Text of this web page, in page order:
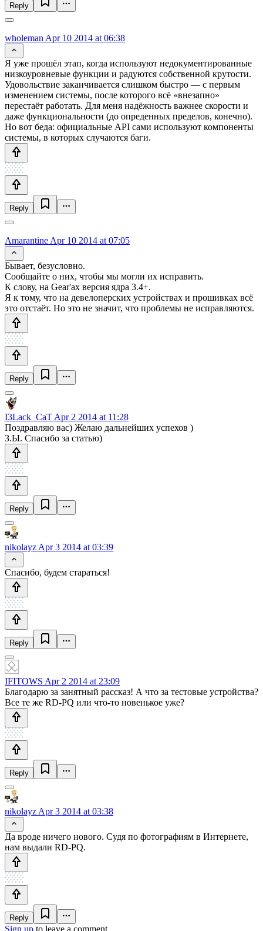
Reply
wholeman Apr 10 2014 at 06:38
Я уже прошёл этап, когда используют недокументированные
низкоуровневые функции и радуются собственной крутости.
Удовольствие заканчивается слишком быстро — с первым
изменением системы, после которого всё «внезапно»
перестаёт работать. Для меня надёжность важнее скорости и
даже функциональности (до опреденных пределов, конечно).
Но вот беда: официальные API сами используют компоненты
системы, в которых случаются баги.
Reply
Amarantine Apr 10 2014 at 07:05
Бывает, безусловно.
Сообщайте о них, чтобы мы могли их исправить.
К слову, на Gear'ах версия ядра 3.4+.
Я к тому, что на девелоперских устройствах и прошивках всё
это отстаёт. Но это не значит, что проблемы не исправляются.
Reply
I3Lack_CaT Apr 2 2014 at 11:28
Поздравляю вас) Желаю дальнейших успехов )
З.Ы. Спасибо за статью)
Reply
nikolayz Apr 3 2014 at 03:39
Спасибо, будем стараться!
Reply
IFITOWS Apr 2 2014 at 23:09
Благодарю за занятный рассказ! А что за тестовые устройства?
Все те же RD-PQ или что-то новенькое уже?
Reply
nikolayz Apr 3 2014 at 03:38
Да вроде ничего нового. Судя по фотографиям в Интернете,
нам выдали RD-PQ.
Reply
Sign up to leave a comment.